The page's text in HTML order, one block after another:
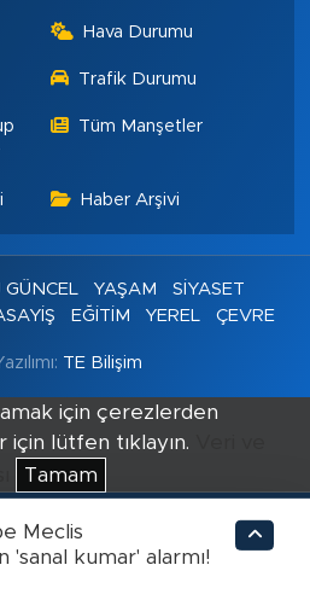
Hava Durumu
Trafik Durumu
Tüm Manşetler
Haber Arşivi
GÜNCEL YAŞAM
SİYASET
EĞİTİM YEREL ÇEVRE
TE Bilişim
için çerezlerden
için lütfen tıklayın.
Tamam
Meclis
'sanal kumar' alarmı!